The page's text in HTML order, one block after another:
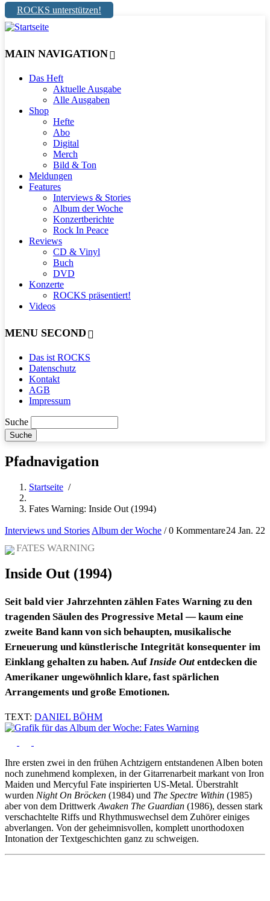
ROCKS unterstützen!
MAIN NAVIGATION
Das Heft
Aktuelle Ausgabe
Alle Ausgaben
Shop
Hefte
Abo
Digital
Merch
Bild & Ton
Meldungen
Features
Interviews & Stories
Album der Woche
Konzertberichte
Rock In Peace
Reviews
CD & Vinyl
Buch
DVD
Konzerte
ROCKS präsentiert!
Videos
MENU SECOND
Das ist ROCKS
Datenschutz
Kontakt
AGB
Impressum
Suche
Pfadnavigation
Startseite /
Fates Warning: Inside Out (1994)
Interviews und Stories Album der Woche 24 Jan. 22
/0 Kommentare
FATES WARNING
Inside Out (1994)
Seit bald vier Jahrzehnten zählen Fates Warning zu den
tragenden Säulen des Progressive Metal — kaum eine
zweite Band kann von sich behaupten, musikalische
Erneuerung und künstlerische Integrität konsequenter im
Einklang gehalten zu haben. Auf Inside Out entdecken die
Amerikaner ungewöhnlich klare, fast spärlichen
Arrangements und große Emotionen.
TEXT: DANIEL BÖHM
Ihre ersten zwei in den frühen Achtzigern entstandenen Alben boten
noch zunehmend komplexen, in der Gitarrenarbeit markant von Iron
Maiden und Mercyful Fate inspirierten US-Metal. Überstrahlt
wurden Night On Bröcken (1984) und The Spectre Within (1985)
aber von dem Drittwerk Awaken The Guardian (1986), dessen stark
verschachtelte Riffs und Rhythmuswechsel dem Zuhörer einiges
abverlangen. Von der geheimnisvollen, komplett unorthodoxen
Intonation der Textgeschichten ganz zu schweigen.